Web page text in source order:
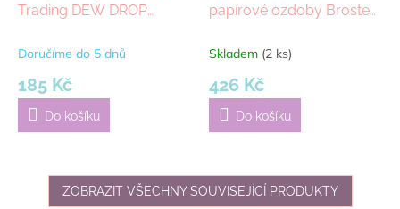
Trading DEW DROP
Doručíme do 5 dnů
185 Kč
Do košíku
papírové ozdoby Broste
Skladem (2 ks)
426 Kč
Do košíku
ZOBRAZIT VŠECHNY SOUVISEJÍCÍ PRODUKTY